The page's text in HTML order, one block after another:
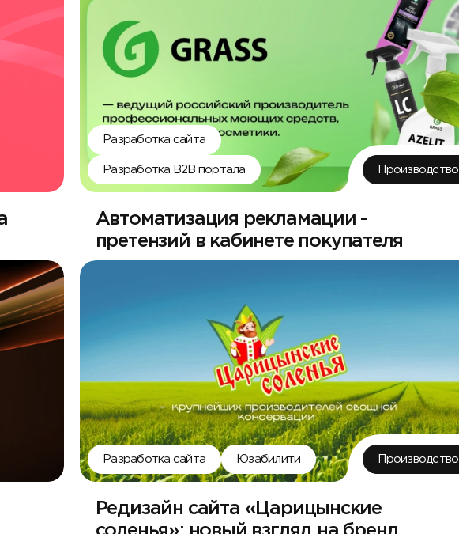
Разработка сайта
Разработка B2B портала Производство
Автоматизация рекламации -
претензий в кабинете покупателя
Разработка сайта Юзабилити Производство
Редизайн сайта «Царицынские